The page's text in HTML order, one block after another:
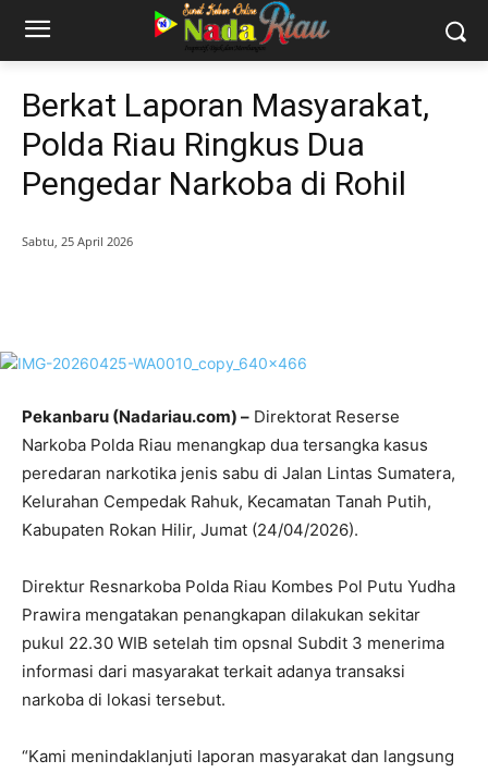
Berkat Laporan Masyarakat,
Polda Riau Ringkus Dua
Pengedar Narkoba di Rohil
Sabtu, 25 April 2026
Pekanbaru (Nadariau.com) – Direktorat Reserse
Narkoba Polda Riau menangkap dua tersangka kasus
peredaran narkotika jenis sabu di Jalan Lintas Sumatera,
Kelurahan Cempedak Rahuk, Kecamatan Tanah Putih,
Kabupaten Rokan Hilir, Jumat (24/04/2026).
Direktur Resnarkoba Polda Riau Kombes Pol Putu Yudha
Prawira mengatakan penangkapan dilakukan sekitar
pukul 22.30 WIB setelah tim opsnal Subdit 3 menerima
informasi dari masyarakat terkait adanya transaksi
narkoba di lokasi tersebut.
“Kami menindaklanjuti laporan masyarakat dan langsung